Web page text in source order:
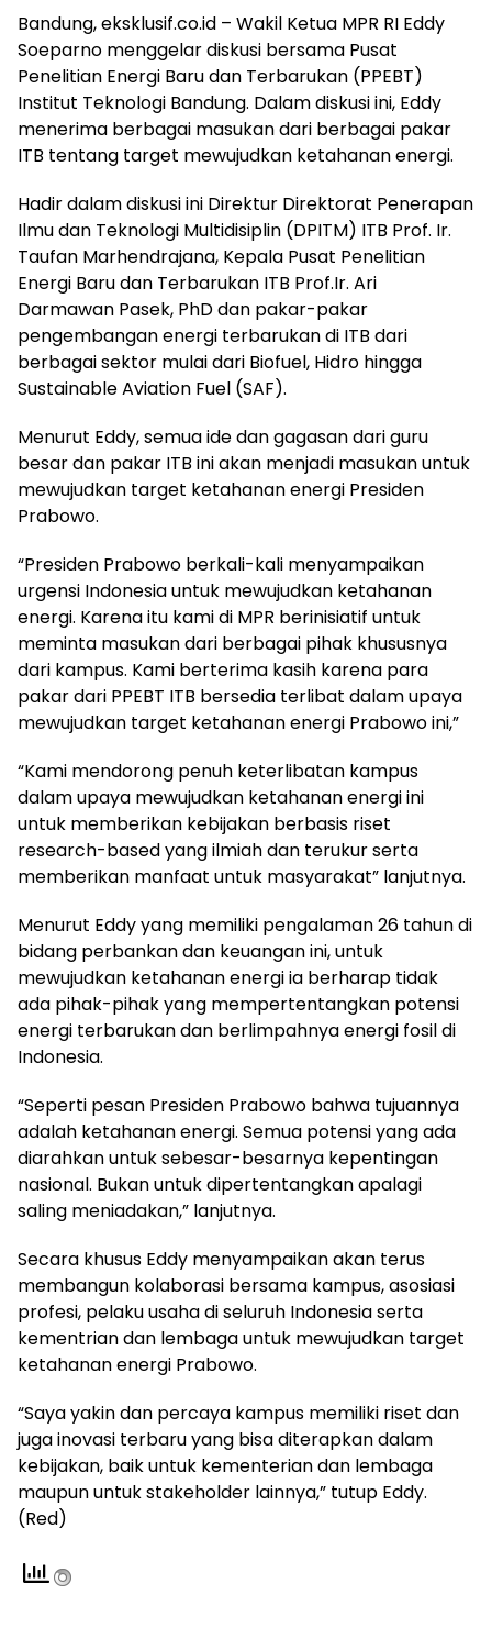
Bandung, eksklusif.co.id – Wakil Ketua MPR RI Eddy
Soeparno menggelar diskusi bersama Pusat
Penelitian Energi Baru dan Terbarukan (PPEBT)
Institut Teknologi Bandung. Dalam diskusi ini, Eddy
menerima berbagai masukan dari berbagai pakar
ITB tentang target mewujudkan ketahanan energi.
Hadir dalam diskusi ini Direktur Direktorat Penerapan
Ilmu dan Teknologi Multidisiplin (DPITM) ITB Prof. Ir.
Taufan Marhendrajana, Kepala Pusat Penelitian
Energi Baru dan Terbarukan ITB Prof.Ir. Ari
Darmawan Pasek, PhD dan pakar-pakar
pengembangan energi terbarukan di ITB dari
berbagai sektor mulai dari Biofuel, Hidro hingga
Sustainable Aviation Fuel (SAF).
Menurut Eddy, semua ide dan gagasan dari guru
besar dan pakar ITB ini akan menjadi masukan untuk
mewujudkan target ketahanan energi Presiden
Prabowo.
“Presiden Prabowo berkali-kali menyampaikan
urgensi Indonesia untuk mewujudkan ketahanan
energi. Karena itu kami di MPR berinisiatif untuk
meminta masukan dari berbagai pihak khususnya
dari kampus. Kami berterima kasih karena para
pakar dari PPEBT ITB bersedia terlibat dalam upaya
mewujudkan target ketahanan energi Prabowo ini,”
“Kami mendorong penuh keterlibatan kampus
dalam upaya mewujudkan ketahanan energi ini
untuk memberikan kebijakan berbasis riset
research-based yang ilmiah dan terukur serta
memberikan manfaat untuk masyarakat” lanjutnya.
Menurut Eddy yang memiliki pengalaman 26 tahun di
bidang perbankan dan keuangan ini, untuk
mewujudkan ketahanan energi ia berharap tidak
ada pihak-pihak yang mempertentangkan potensi
energi terbarukan dan berlimpahnya energi fosil di
Indonesia.
“Seperti pesan Presiden Prabowo bahwa tujuannya
adalah ketahanan energi. Semua potensi yang ada
diarahkan untuk sebesar-besarnya kepentingan
nasional. Bukan untuk dipertentangkan apalagi
saling meniadakan,” lanjutnya.
Secara khusus Eddy menyampaikan akan terus
membangun kolaborasi bersama kampus, asosiasi
profesi, pelaku usaha di seluruh Indonesia serta
kementrian dan lembaga untuk mewujudkan target
ketahanan energi Prabowo.
“Saya yakin dan percaya kampus memiliki riset dan
juga inovasi terbaru yang bisa diterapkan dalam
kebijakan, baik untuk kementerian dan lembaga
maupun untuk stakeholder lainnya,” tutup Eddy.
(Red)